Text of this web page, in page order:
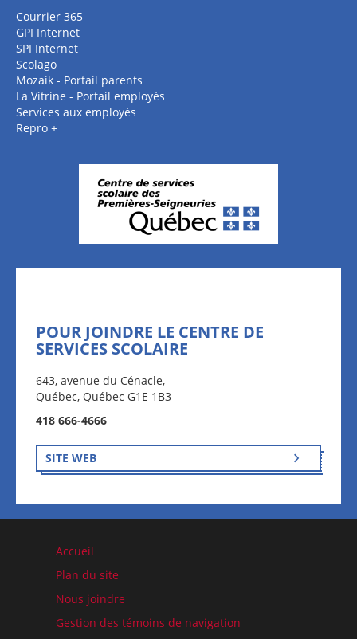
Courrier 365
GPI Internet
SPI Internet
Scolago
Mozaik - Portail parents
La Vitrine - Portail employés
Services aux employés
Repro +
POUR JOINDRE LE CENTRE DE
SERVICES SCOLAIRE
643, avenue du Cénacle,
Québec, Québec G1E 1B3
418 666-4666
SITE WEB
Accueil
Plan du site
Nous joindre
Gestion des témoins de navigation